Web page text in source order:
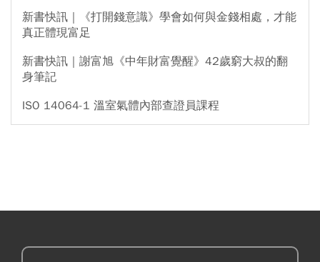
新書快訊｜《打開錢意識》學會如何與金錢相處，才能
真正體現富足
新書快訊｜謝富旭《中年財富覺醒》42歲窮大叔的翻
身筆記
ISO 14064-1 溫室氣體內部查證員課程